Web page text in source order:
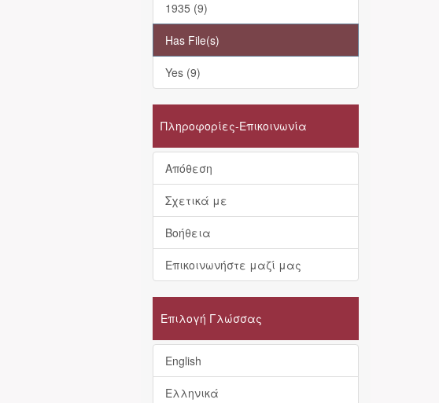
1935 (9)
Has File(s)
Yes (9)
Πληροφορίες-Επικοινωνία
Απόθεση
Σχετικά με
Βοήθεια
Επικοινωνήστε μαζί μας
Επιλογή Γλώσσας
English
Ελληνικά